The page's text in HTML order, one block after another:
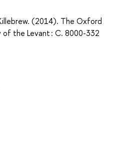
(2014). The Oxford
the Levant : C. 8000-332